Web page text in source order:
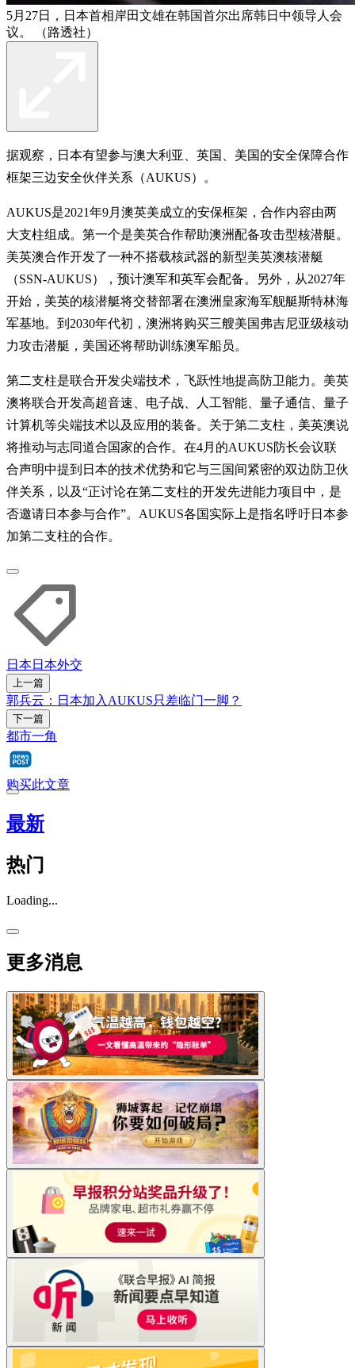
5月27日，日本首相岸田文雄在韩国首尔出席韩日中领导人会
议。 （路透社）
据观察，日本有望参与澳大利亚、英国、美国的安全保障合作
框架三边安全伙伴关系（AUKUS）。
AUKUS是2021年9月澳英美成立的安保框架，合作内容由两
大支柱组成。第一个是美英合作帮助澳洲配备攻击型核潜艇。
美英澳合作开发了一种不搭载核武器的新型美英澳核潜艇
（SSN-AUKUS），预计澳军和英军会配备。另外，从2027年
开始，美英的核潜艇将交替部署在澳洲皇家海军舰艇斯特林海
军基地。到2030年代初，澳洲将购买三艘美国弗吉尼亚级核动
力攻击潜艇，美国还将帮助训练澳军船员。
第二支柱是联合开发尖端技术，飞跃性地提高防卫能力。美英
澳将联合开发高超音速、电子战、人工智能、量子通信、量子
计算机等尖端技术以及应用的装备。关于第二支柱，美英澳说
将推动与志同道合国家的合作。在4月的AUKUS防长会议联
合声明中提到日本的技术优势和它与三国间紧密的双边防卫伙
伴关系，以及“正讨论在第二支柱的开发先进能力项目中，是
否邀请日本参与合作”。AUKUS各国实际上是指名呼吁日本参
加第二支柱的合作。
日本日本外交
上一篇
郭兵云：日本加入AUKUS只差临门一脚？
下一篇
都市一角
购买此文章
最新
热门
Loading...
更多消息